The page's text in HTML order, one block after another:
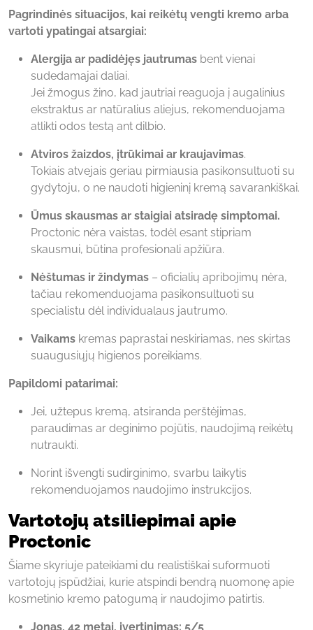
Pagrindinės situacijos, kai reikėtų vengti kremo arba
vartoti ypatingai atsargiai:
Alergija ar padidėjęs jautrumas bent vienai
sudedamajai daliai.
Jei žmogus žino, kad jautriai reaguoja į augalinius
ekstraktus ar natūralius aliejus, rekomenduojama
atlikti odos testą ant dilbio.
Atviros žaizdos, įtrūkimai ar kraujavimas.
Tokiais atvejais geriau pirmiausia pasikonsultuoti su
gydytoju, o ne naudoti higieninį kremą savarankiškai.
Ūmus skausmas ar staigiai atsiradę simptomai.
Proctonic nėra vaistas, todėl esant stipriam
skausmui, būtina profesionali apžiūra.
Nėštumas ir žindymas – oficialių apribojimų nėra,
tačiau rekomenduojama pasikonsultuoti su
specialistu dėl individualaus jautrumo.
Vaikams kremas paprastai neskiriamas, nes skirtas
suaugusiųjų higienos poreikiams.
Papildomi patarimai:
Jei, užtepus kremą, atsiranda perštėjimas,
paraudimas ar deginimo pojūtis, naudojimą reikėtų
nutraukti.
Norint išvengti sudirginimo, svarbu laikytis
rekomenduojamos naudojimo instrukcijos.
Vartotojų atsiliepimai apie
Proctonic
Šiame skyriuje pateikiami du realistiškai suformuoti
vartotojų įspūdžiai, kurie atspindi bendrą nuomonę apie
kosmetinio kremo patogumą ir naudojimo patirtis.
Jonas, 42 metai, įvertinimas: 5/5